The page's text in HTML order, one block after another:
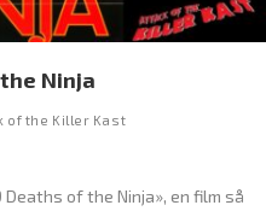
Ninja
of the Killer Kast
of the Ninja», en film så